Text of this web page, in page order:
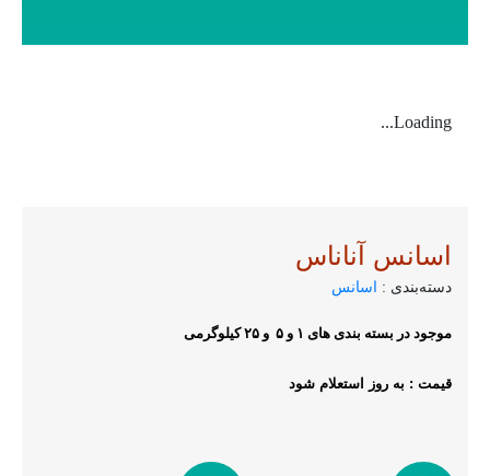
Loading...
اسانس آناناس
دسته‌بندی : اسانس
موجود در بسته بندی های ‍۱ و ۵ و ۲۵ کیلوگرمی
قیمت : به روز استعلام شود